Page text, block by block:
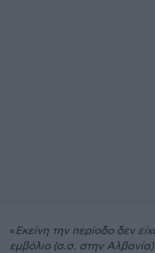
«Εκείνη την περίοδο δεν
εμβόλιο (σ.σ. στην